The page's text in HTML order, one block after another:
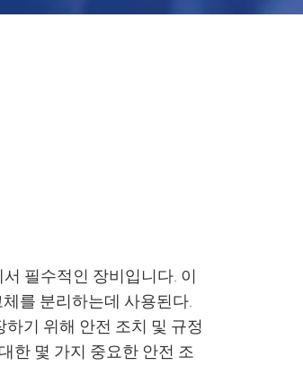
필수적인 장비입니다. 이
를 분리하는데 사용된다.
기 위해 안전 조치 및 규정
한 몇 가지 중요한 안전 조